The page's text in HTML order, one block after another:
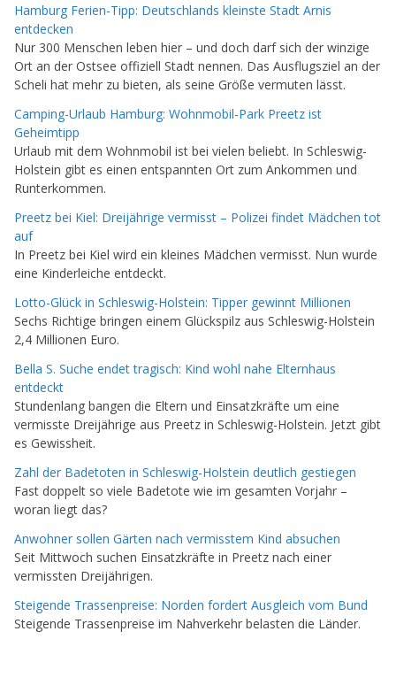
Hamburg Ferien-Tipp: Deutschlands kleinste Stadt Arnis
entdecken
Nur 300 Menschen leben hier – und doch darf sich der winzige
Ort an der Ostsee offiziell Stadt nennen. Das Ausflugsziel an der
Scheli hat mehr zu bieten, als seine Größe vermuten lässt.
Camping-Urlaub Hamburg: Wohnmobil-Park Preetz ist
Geheimtipp
Urlaub mit dem Wohnmobil ist bei vielen beliebt. In Schleswig-
Holstein gibt es einen entspannten Ort zum Ankommen und
Runterkommen.
Preetz bei Kiel: Dreijährige vermisst – Polizei findet Mädchen tot
auf
In Preetz bei Kiel wird ein kleines Mädchen vermisst. Nun wurde
eine Kinderleiche entdeckt.
Lotto-Glück in Schleswig-Holstein: Tipper gewinnt Millionen
Sechs Richtige bringen einem Glückspilz aus Schleswig-Holstein
2,4 Millionen Euro.
Bella S. Suche endet tragisch: Kind wohl nahe Elternhaus
entdeckt
Stundenlang bangen die Eltern und Einsatzkräfte um eine
vermisste Dreijährige aus Preetz in Schleswig-Holstein. Jetzt gibt
es Gewissheit.
Zahl der Badetoten in Schleswig-Holstein deutlich gestiegen
Fast doppelt so viele Badetote wie im gesamten Vorjahr –
woran liegt das?
Anwohner sollen Gärten nach vermisstem Kind absuchen
Seit Mittwoch suchen Einsatzkräfte in Preetz nach einer
vermissten Dreijährigen.
Steigende Trassenpreise: Norden fordert Ausgleich vom Bund
Steigende Trassenpreise im Nahverkehr belasten die Länder.